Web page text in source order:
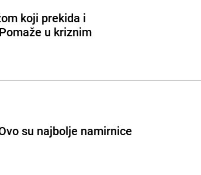
koji prekida i
u kriznim
su najbolje namirnice